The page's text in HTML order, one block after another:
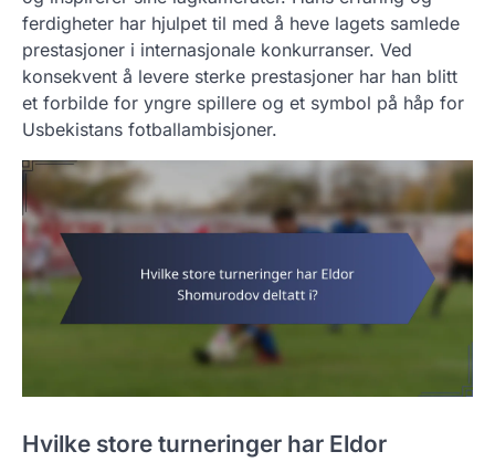
ferdigheter har hjulpet til med å heve lagets samlede
prestasjoner i internasjonale konkurranser. Ved
konsekvent å levere sterke prestasjoner har han blitt
et forbilde for yngre spillere og et symbol på håp for
Usbekistans fotballambisjoner.
Hvilke store turneringer har Eldor